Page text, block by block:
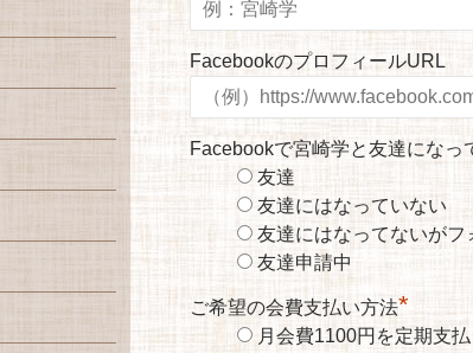
FacebookのプロフィールURL
Facebookで宮崎学と友達になっ
友達
友達にはなっていない
友達にはなってないがフ
友達申請中
ご希望の会費支払い方法*
月会費1100円を定期支